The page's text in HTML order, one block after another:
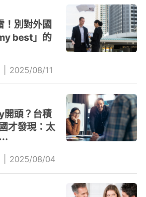
！別對外國
best」的
2025/08/11
頭？台積
才發現：太
2025/08/04